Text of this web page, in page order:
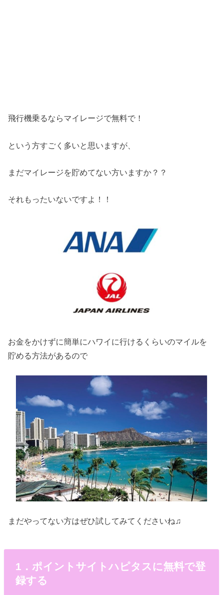
飛行機乗るならマイレージで無料で！
という方すごく多いと思いますが、
まだマイレージを貯めてない方いますか？？
それもったいないですよ！！
お金をかけずに簡単にハワイに行けるくらいのマイルを
貯める方法があるので
まだやってない方はぜひ試してみてくださいね♫
1．ポイントサイトハピタスに無料で登
録する